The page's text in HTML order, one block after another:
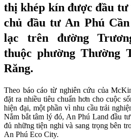
thị khép kín được đầu
chủ đầu tư An Phú
lạc trên đường
thuộc phường Thường
Răng.
Theo báo cáo từ nghiên cứu của
đặt ra nhiều tiêu chuẩn hơn cho cuộc
hiện đại, một phần vì nhu cầu trải
Nắm bắt tâm lý đó, An Phú Land đầu
đủ những tiện nghi và sang trọng bên
An Phú Eco City.